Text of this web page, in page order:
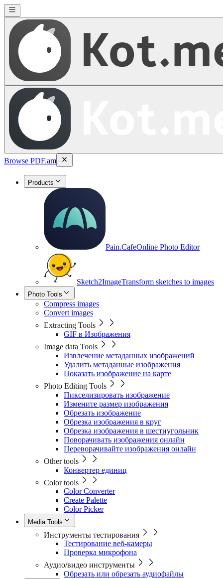
Browse PDF.am
Products
Pain.CafeOnline Photo Editor
Sketch2ImageTransform sketches to images
Photo Tools
Compress images
Convert images
Extracting Tools
GIF в Изображения
Image data Tools
Извлечение метаданных изображений
Удалить метаданные изображения
Показать изображение на карте
Photo Editing Tools
Пикселизировать изображение
Измените размер изображения
Обрезать изображение
Обрезка изображения в круг
Обрезка изображения в шестиугольник
Поворачивать изображения онлайн
Переворачивайте изображения онлайн
Other tools
Конвертер единиц
Color tools
Color Converter
Create Palette
Color Picker
Media Tools
Инструменты тестирования
Тестирование веб-камеры
Проверка микрофона
Аудио/видео инструменты
Обрезать или обрезать аудиофайлы